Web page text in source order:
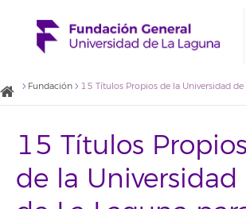
Fundación
15 Títulos Propios
de la Universidad